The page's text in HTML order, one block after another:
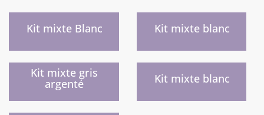
Kit mixte Blanc Kit mixte blanc
Kit mixte gris
argenté Kit mixte blanc